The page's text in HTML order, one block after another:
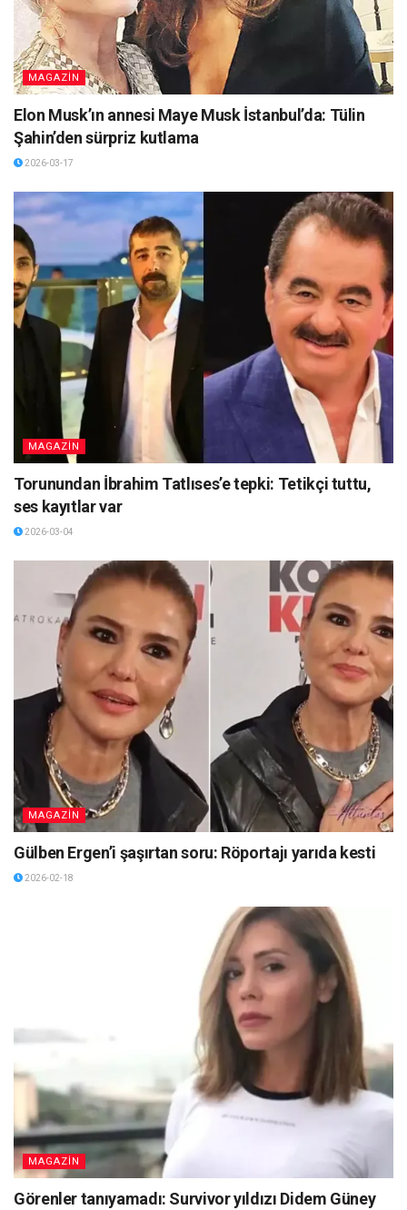
MAGAZİN
Elon Musk’ın annesi Maye Musk İstanbul’da: Tülin
Şahin’den sürpriz kutlama
2026-03-17
MAGAZİN
Torunundan İbrahim Tatlıses’e tepki: Tetikçi tuttu,
ses kayıtlar var
2026-03-04
MAGAZİN
Gülben Ergen’i şaşırtan soru: Röportajı yarıda kesti
2026-02-18
MAGAZİN
Görenler tanıyamadı: Survivor yıldızı Didem Güney